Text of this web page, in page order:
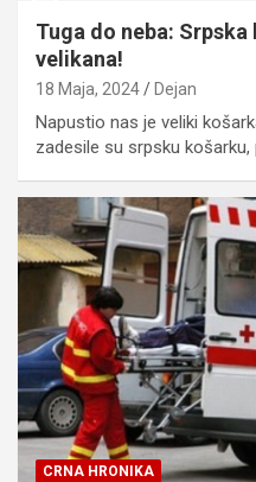
Tuga do neba:
velikana!
18 Maja, 2024 Dejan
Napustio nas je veliki
zadesile su srpsku
CRNA HRONIKA